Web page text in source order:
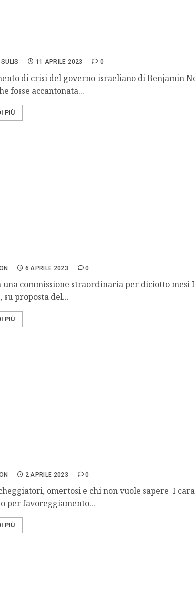
11 APRILE 2023 0
di crisi del governo israeliano di Benjamin
fosse accantonata...
PIÙ
6 APRILE 2023 0
una commissione straordinaria per diciotto mesi
proposta del...
PIÙ
2 APRILE 2023 0
omertosi e chi non vuole sapere I
per favoreggiamento...
PIÙ